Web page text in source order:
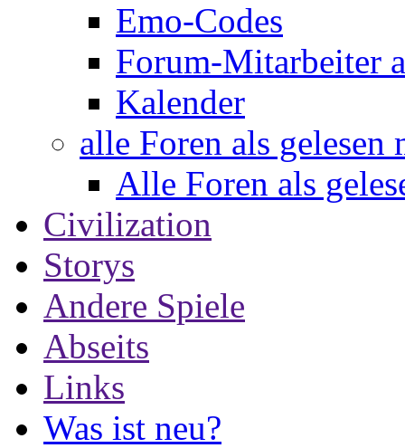
Emo-Codes
Forum-Mitarbeiter
Kalender
alle Foren als gelesen
Alle Foren als
Civilization
Storys
Andere Spiele
Abseits
Links
Was ist neu?